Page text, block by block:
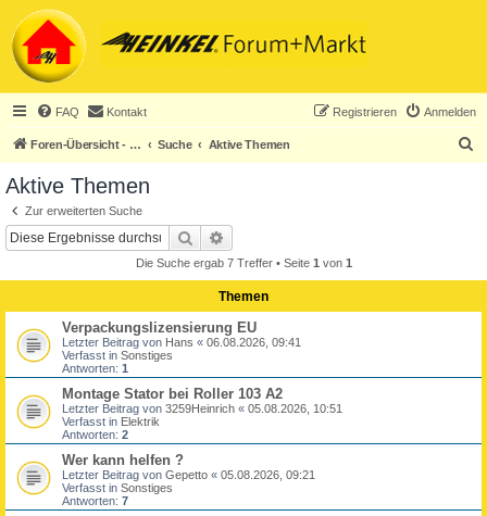
FAQ Kontakt Anmelden
Registrieren
Foren-Übersicht - ACHTUNG! Neuregistrierung nur noch für Heinkel-Club-Mitglieder! Suche Aktive Themen
Aktive Themen
Zur erweiterten Suche
Suche
Die Suche ergab 7 Treffer • Seite 1 von 1
Themen
Verpackungslizensierung EU
Letzter Beitrag von Hans « 06.08.2026, 09:41
Verfasst in Sonstiges
Antworten: 1
Montage Stator bei Roller 103 A2
Letzter Beitrag von 3259Heinrich « 05.08.2026, 10:51
Verfasst in Elektrik
Antworten: 2
Wer kann helfen ?
Letzter Beitrag von Gepetto « 05.08.2026, 09:21
Verfasst in Sonstiges
Antworten: 7